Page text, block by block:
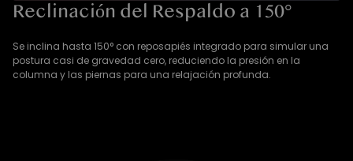
Reclinación del Respaldo a 150°
Se inclina hasta 150° con reposapiés integrado para simular una
postura casi de gravedad cero, reduciendo la presión en la
columna y las piernas para una relajación profunda.